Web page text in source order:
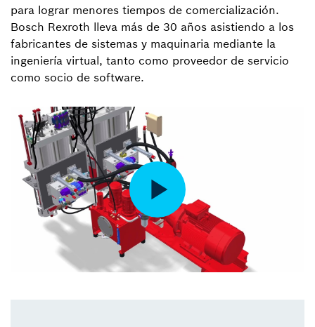
para lograr menores tiempos de comercialización.
Bosch Rexroth lleva más de 30 años asistiendo a los
fabricantes de sistemas y maquinaria mediante la
ingeniería virtual, tanto como proveedor de servicio
como socio de software.